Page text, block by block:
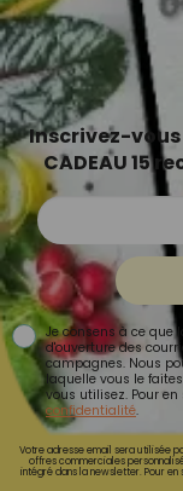
Inscrivez-vous
CADEAU 15
Je consens à ce que
d'ouverture des
campagnes. Nous
laquelle vous le
vous utilisez. Pour
confidentialité.
Votre adresse email sera utilisée
offres commerciales
intégré dans la newsletter. Pour